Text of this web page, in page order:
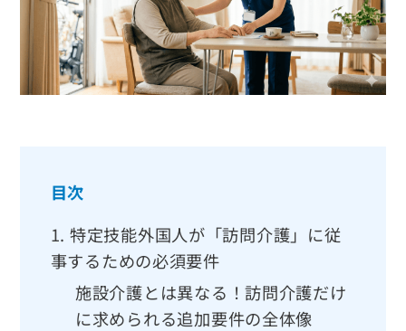
目次
1. 特定技能外国人が「訪問介護」に従
事するための必須要件
施設介護とは異なる！訪問介護だけ
に求められる追加要件の全体像